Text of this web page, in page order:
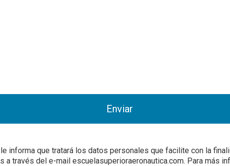
le informa que tratará los datos personales que facilite con la
través del e-mail escuelasuperioraeronautica.com. Para más